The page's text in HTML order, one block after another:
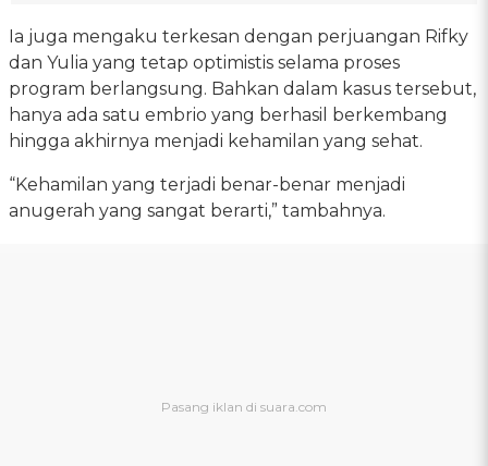
Ia juga mengaku terkesan dengan perjuangan Rifky
dan Yulia yang tetap optimistis selama proses
program berlangsung. Bahkan dalam kasus tersebut,
hanya ada satu embrio yang berhasil berkembang
hingga akhirnya menjadi kehamilan yang sehat.
“Kehamilan yang terjadi benar-benar menjadi
anugerah yang sangat berarti,” tambahnya.